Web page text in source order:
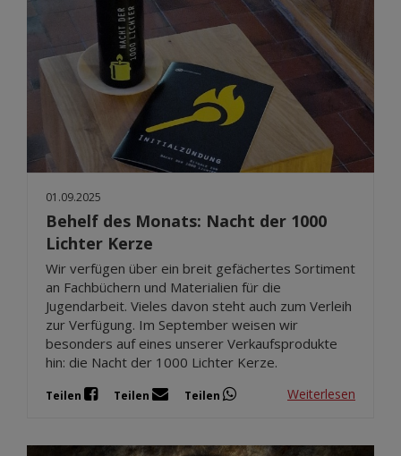
01.09.2025
Behelf des Monats: Nacht der 1000
Lichter Kerze
Wir verfügen über ein breit gefächertes Sortiment
an Fachbüchern und Materialien für die
Jugendarbeit. Vieles davon steht auch zum Verleih
zur Verfügung. Im September weisen wir
besonders auf eines unserer Verkaufsprodukte
hin: die Nacht der 1000 Lichter Kerze.
Teilen Teilen Teilen Weiterlesen